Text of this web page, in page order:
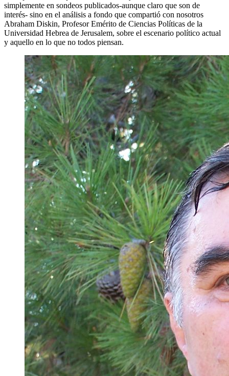
simplemente en sondeos publicados-aunque claro que son de
interés- sino en el análisis a fondo que compartió con nosotros
Abraham Diskin, Profesor Emérito de Ciencias Políticas de la
Universidad Hebrea de Jerusalem, sobre el escenario político actual
y aquello en lo que no todos piensan.